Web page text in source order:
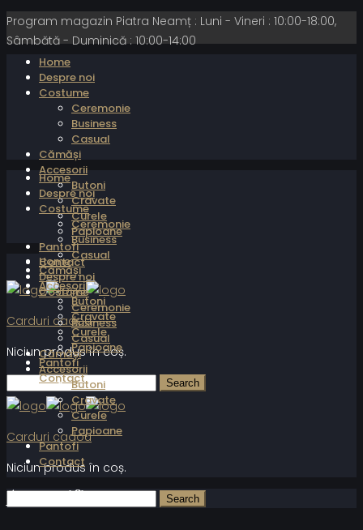
Program magazin Piatra Neamț : Luni - Vineri : 10:00-18:00,
Sâmbătă - Duminică : 10:00-14:00
Home
Despre noi
Costume
Ceremonie
Business
Casual
Cămăși
Accesorii
Butoni
Cravate
Curele
Papioane
Pantofi
Contact
Carduri cadou
Niciun produs în coș.
Home
Despre noi
Costume
Ceremonie
Business
Casual
Cămăși
Accesorii
Butoni
Cravate
Curele
Papioane
Pantofi
Contact
Carduri cadou
Niciun produs în coș.
Home
Despre noi
Costume
Ceremonie
Business
Casual
Cămăși
Accesorii
Butoni
Cravate
Curele
Papioane
Pantofi
Contact
Autentificare